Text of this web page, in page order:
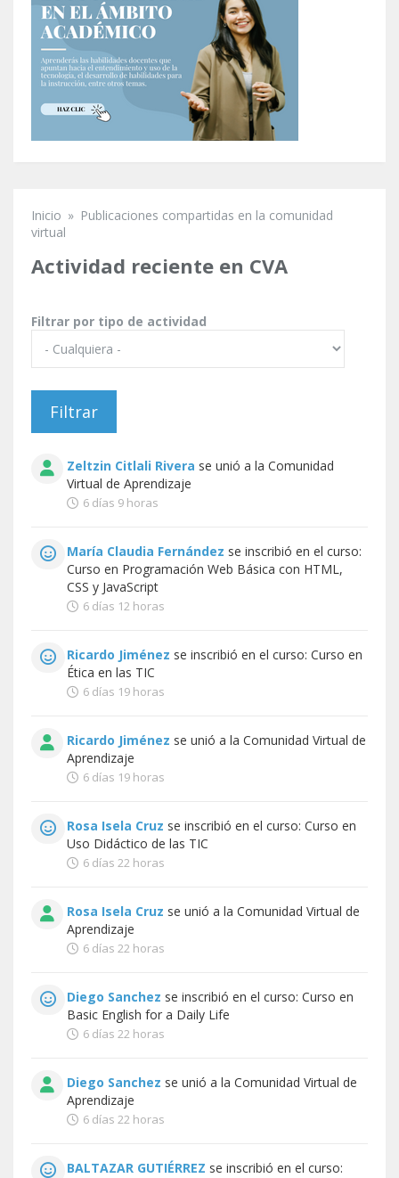
Se encuentra usted aquí
Inicio » Publicaciones compartidas en la comunidad
virtual
Actividad reciente en CVA
Filtrar por tipo de actividad
Zeltzin Citlali Rivera se unió a la Comunidad
Virtual de Aprendizaje
6 días 9 horas
María Claudia Fernández se inscribió en el curso:
Curso en Programación Web Básica con HTML,
CSS y JavaScript
6 días 12 horas
Ricardo Jiménez se inscribió en el curso: Curso en
Ética en las TIC
6 días 19 horas
Ricardo Jiménez se unió a la Comunidad Virtual de
Aprendizaje
6 días 19 horas
Rosa Isela Cruz se inscribió en el curso: Curso en
Uso Didáctico de las TIC
6 días 22 horas
Rosa Isela Cruz se unió a la Comunidad Virtual de
Aprendizaje
6 días 22 horas
Diego Sanchez se inscribió en el curso: Curso en
Basic English for a Daily Life
6 días 22 horas
Diego Sanchez se unió a la Comunidad Virtual de
Aprendizaje
6 días 22 horas
BALTAZAR GUTIÉRREZ se inscribió en el curso: